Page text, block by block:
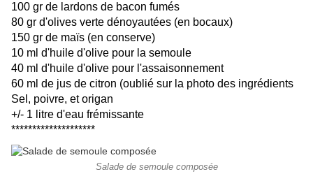
100 gr de lardons de bacon fumés
80 gr d'olives verte dénoyautées (en bocaux)
150 gr de maïs (en conserve)
10 ml d'huile d'olive pour la semoule
40 ml d'huile d'olive pour l'assaisonnement
60 ml de jus de citron (oublié sur la photo des ingrédients
Sel, poivre, et origan
+/- 1 litre d'eau frémissante
********************
Salade de semoule composée